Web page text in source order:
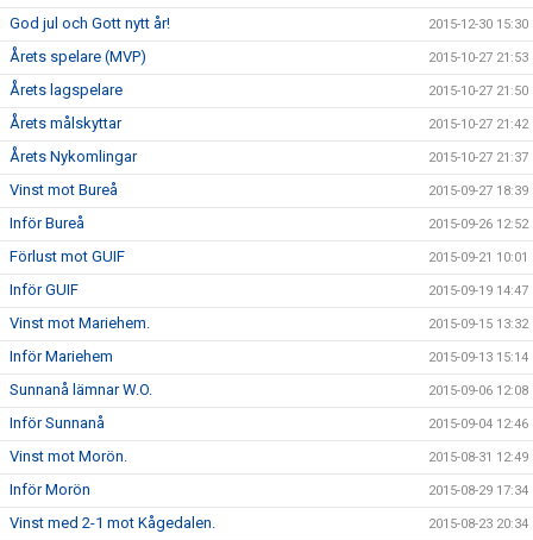
God jul och Gott nytt år! 2015-12-30 15:30
Årets spelare (MVP) 2015-10-27 21:53
Årets lagspelare 2015-10-27 21:50
Årets målskyttar 2015-10-27 21:42
Årets Nykomlingar 2015-10-27 21:37
Vinst mot Bureå 2015-09-27 18:39
Inför Bureå 2015-09-26 12:52
Förlust mot GUIF 2015-09-21 10:01
Inför GUIF 2015-09-19 14:47
Vinst mot Mariehem. 2015-09-15 13:32
Inför Mariehem 2015-09-13 15:14
Sunnanå lämnar W.O. 2015-09-06 12:08
Inför Sunnanå 2015-09-04 12:46
Vinst mot Morön. 2015-08-31 12:49
Inför Morön 2015-08-29 17:34
Vinst med 2-1 mot Kågedalen. 2015-08-23 20:34